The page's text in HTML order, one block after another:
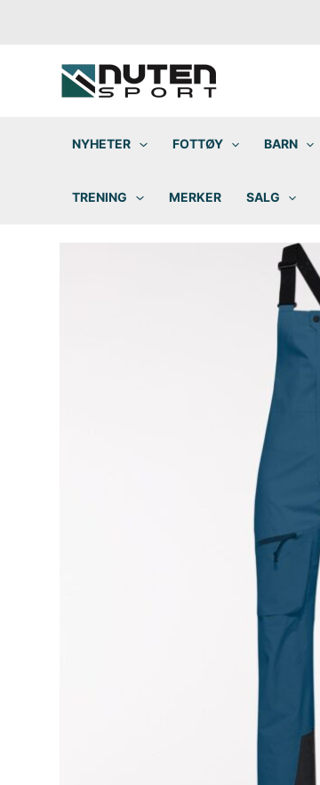
NYHETER FOTTØY BARN
TRENING MERKER SALG